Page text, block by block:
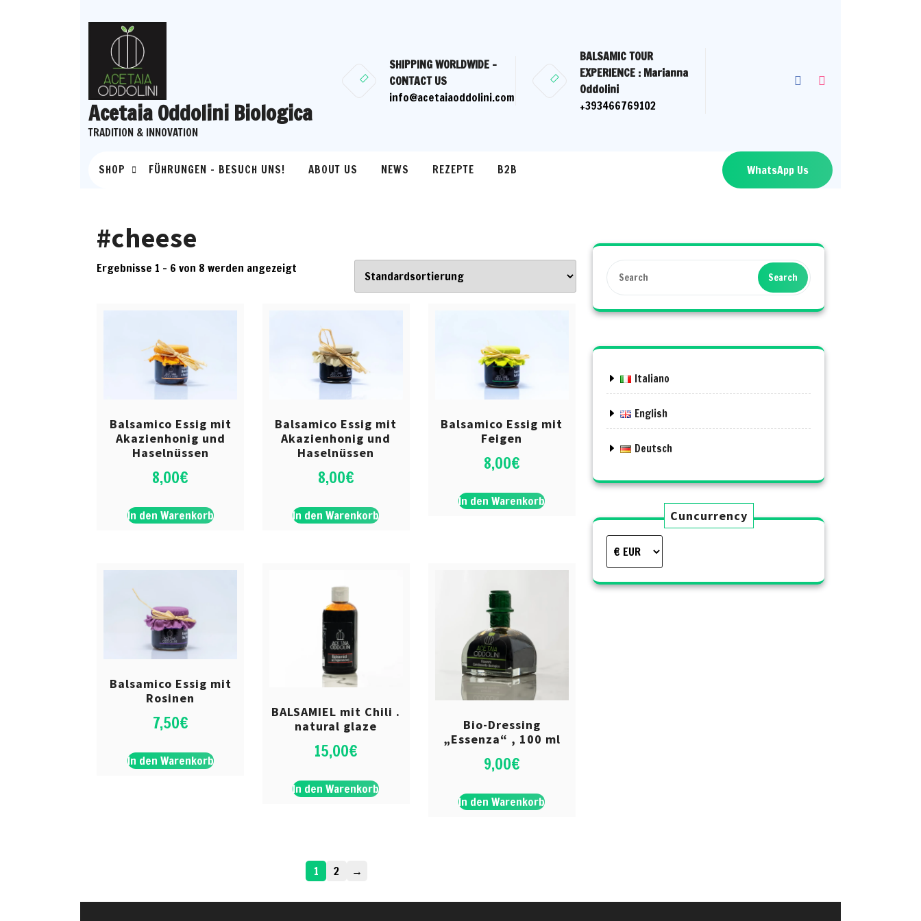
to
content
Acetaia Oddolini Biologica
TRADITION & INNOVATION
SHIPPING WORLDWIDE -
CONTACT US
info@acetaiaoddolini.com
BALSAMIC TOUR
EXPERIENCE : Marianna
Oddolini
+393466769102
SHOP FÜHRUNGEN – BESUCH UNS! ABOUT US NEWS REZEPTE B2B WhatsApp Us
#cheese
Ergebnisse 1 – 6 von 8 werden angezeigt
Balsamico Essig mit
Akazienhonig und
Haselnüssen
8,00€
In den Warenkorb
Balsamico Essig mit
Akazienhonig und
Haselnüssen
8,00€
In den Warenkorb
Balsamico Essig mit
Feigen
8,00€
In den Warenkorb
Balsamico Essig mit
Rosinen
7,50€
In den Warenkorb
BALSAMIEL mit Chili .
natural glaze
15,00€
In den Warenkorb
Bio-Dressing
„Essenza“ , 100 ml
9,00€
In den Warenkorb
1 2 →
Search
Italiano
English
Deutsch
Cuncurrency